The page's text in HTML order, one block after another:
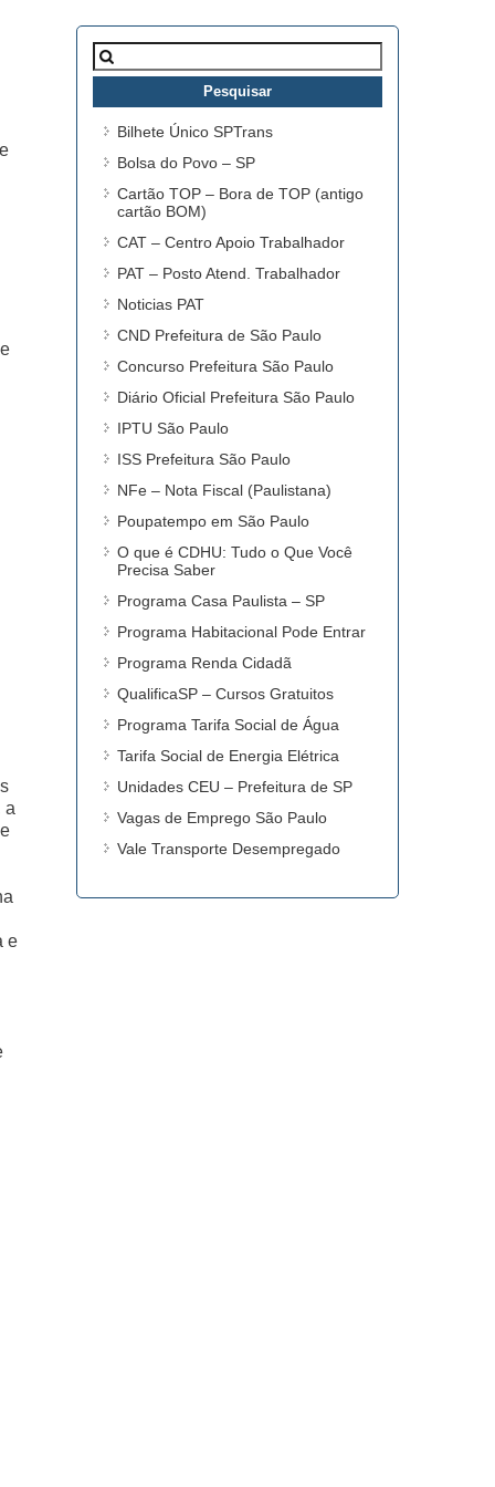
a
e
Pesquisar
por:
Bilhete Único SPTrans
Bolsa do Povo – SP
Cartão TOP – Bora de TOP (antigo
cartão BOM)
CAT – Centro Apoio Trabalhador
PAT – Posto Atend. Trabalhador
Noticias PAT
CND Prefeitura de São Paulo
Concurso Prefeitura São Paulo
Diário Oficial Prefeitura São Paulo
IPTU São Paulo
ISS Prefeitura São Paulo
NFe – Nota Fiscal (Paulistana)
Poupatempo em São Paulo
O que é CDHU: Tudo o Que Você
Precisa Saber
Programa Casa Paulista – SP
Programa Habitacional Pode Entrar
Programa Renda Cidadã
QualificaSP – Cursos Gratuitos
Programa Tarifa Social de Água
Tarifa Social de Energia Elétrica
Unidades CEU – Prefeitura de SP
Vagas de Emprego São Paulo
Vale Transporte Desempregado